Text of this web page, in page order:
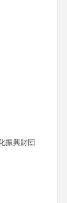
振興財団